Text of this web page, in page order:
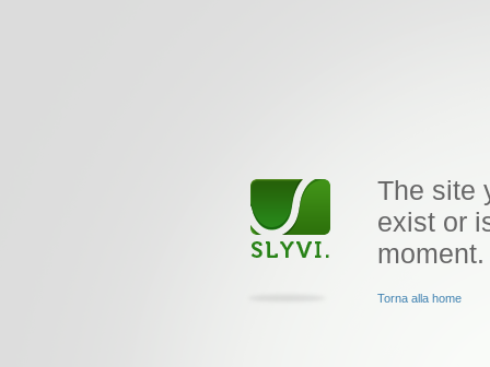
The site
exist or
moment.
Torna alla home